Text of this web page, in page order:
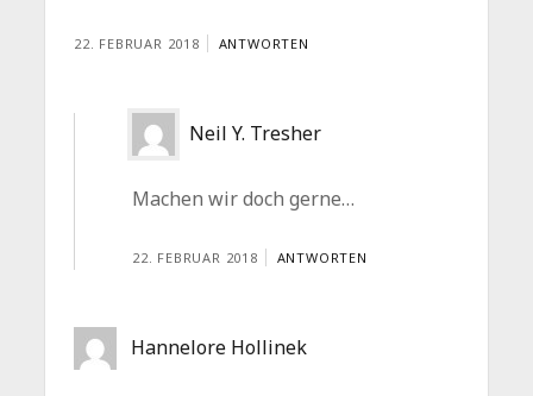
22. FEBRUAR 2018 ANTWORTEN
Neil Y. Tresher
Machen wir doch gerne…
22. FEBRUAR 2018 ANTWORTEN
Hannelore Hollinek